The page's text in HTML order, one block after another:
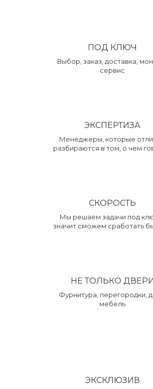
ПОД КЛЮЧ
Выбор, заказ, доставка,
сервис
ЭКСПЕРТИЗА
Менеджеры, которые
разбираются в том, о чем
СКОРОСТЬ
Мы решаем задачи под
значит сможем сработать
НЕ ТОЛЬКО ДВЕРИ
Фурнитура, перегородки,
мебель
ЭКСКЛЮЗИВ